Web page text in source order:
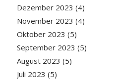
Dezember 2023 (4)
November 2023 (4)
Oktober 2023 (5)
September 2023 (5)
August 2023 (5)
Juli 2023 (5)